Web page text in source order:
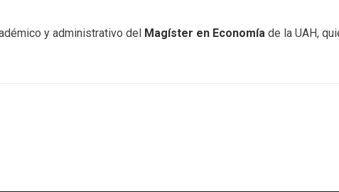
y administrativo del Magíster en Economía de la UAH,